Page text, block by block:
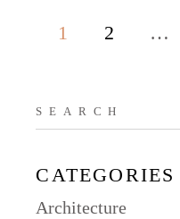
1 2 …
CATEGORIES
Architecture